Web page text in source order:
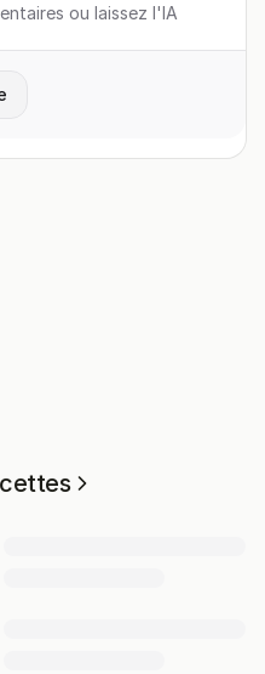
ou laissez l'IA